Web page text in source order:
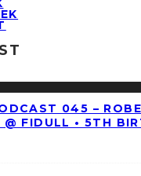
045 –
FIDULL • 5TH